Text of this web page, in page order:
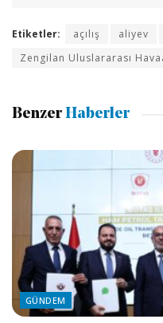
Etiketler: açılış aliyev
Zengilan Uluslararası
Benzer Haberler
GÜNDEM